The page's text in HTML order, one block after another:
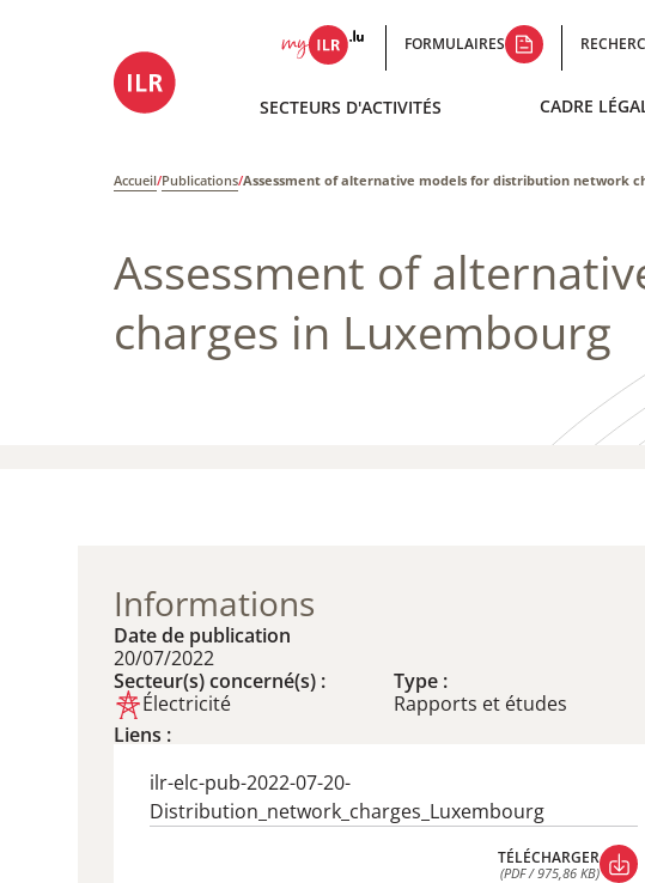
FORMULAIRES
SECTEURS D'ACTIVITÉS CADRE
Accueil/Publications/Assessment of alternative models for distribution network
Assessment of
charges​ in Luxembourg
Informations
Date de publication
20/07/2022
Secteur(s) concerné(s) :
Électricité
Type :
Rapports et études
Liens :
ilr-elc-pub-2022-07-20-
Distribution_network_charges_Luxembourg​
TÉLÉCHARGER
(PDF / 975,86 KB)